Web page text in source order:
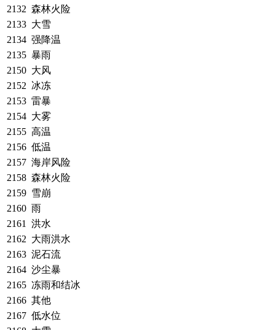
2132 森林火险
2133 大雪
2134 强降温
2135 暴雨
2150 大风
2152 冰冻
2153 雷暴
2154 大雾
2155 高温
2156 低温
2157 海岸风险
2158 森林火险
2159 雪崩
2160 雨
2161
洪水
2162 大雨洪水
2163 泥石流
2164 沙尘暴
2165 冻雨和结冰
2166 其他
2167 低水位